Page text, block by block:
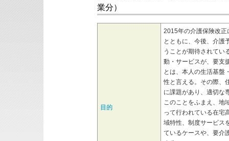
業分）
目的
2015年の介護保険改正
とともに、今後、介護
うことが期待されてい
動・サービスが、要支
とは、本人の生活基盤
性と言える。その際、
に課題があり、適切な
このことをふまえ、地
って行われている在宅
域特性、制度サービス
ているケースや、要介